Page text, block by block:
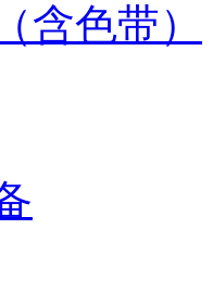
含色带）